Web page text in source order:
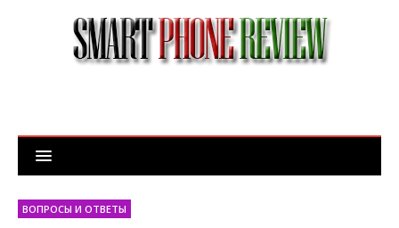
ВОПРОСЫ И ОТВЕТЫ